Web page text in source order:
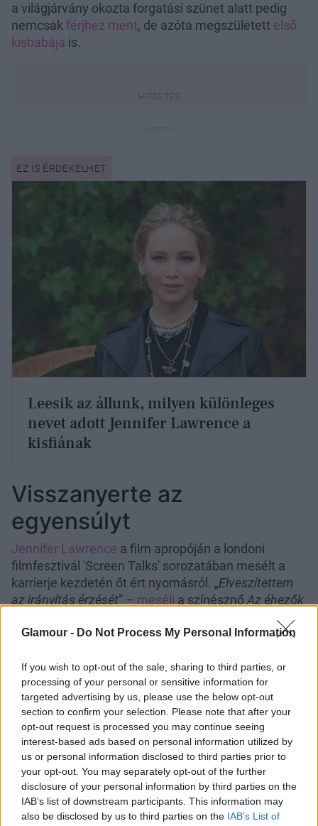
Glamour - Do Not Process My Personal Information
If you wish to opt-out of the sale, sharing to third parties, or
processing of your personal or sensitive information for
targeted advertising by us, please use the below opt-out
section to confirm your selection. Please note that after your
opt-out request is processed you may continue seeing
interest-based ads based on personal information utilized by
us or personal information disclosed to third parties prior to
your opt-out. You may separately opt-out of the further
disclosure of your personal information by third parties on the
IAB’s list of downstream participants. This information may
also be disclosed by us to third parties on the IAB’s List of
a világjárvány okozta forgatási szünet alatt pedig
nemcsak férjhez ment, de azóta megszületett első
kisbabája is.
Leesik az állunk, milyen különleges
nevet adott Jennifer Lawrence a
kisfiának
Visszanyerte az
egyensúlyt
Jennifer Lawrence a film apropóján a londoni
filmfesztivál 'Screen Talks' sorozatában mesélt a
karrierje kezdetén őt ért nyomásról. „Elveszítettem
az irányítás érzését” – meséli a színésznő Az éhezők
időszakáról.
Az éhezők viadalának megjelenése és az Oscar-díj
megnyerése[2012, Napos Oldal]között olyannyira
árucikké váltam, hogy úgy éreztem minden döntésem
tulajdonképpen csoportos döntés. Ha most
visszagondolok, nem is nagyon tudom felidézni az
azt követő időszakot, mert egyszerűen elvesztettem
a kontrollt.”